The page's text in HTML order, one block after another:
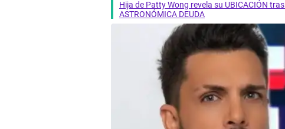
Hija de Patty Wong revela su UBICACIÓN
ASTRONÓMICA DEUDA